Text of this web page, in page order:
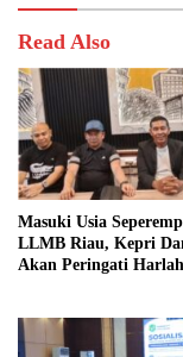
Read Also
Masuki Usia
LLMB Riau, Kepri
Akan Peringati